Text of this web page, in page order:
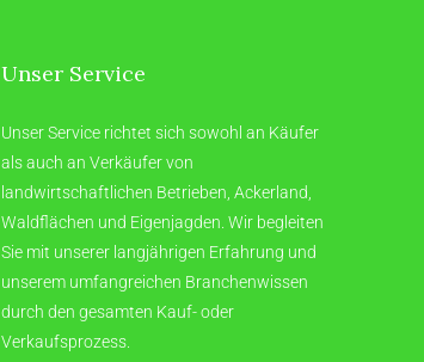
Unser Service
Unser Service richtet sich sowohl an Käufer
als auch an Verkäufer von
landwirtschaftlichen Betrieben, Ackerland,
Waldflächen und Eigenjagden. Wir begleiten
Sie mit unserer langjährigen Erfahrung und
unserem umfangreichen Branchenwissen
durch den gesamten Kauf- oder
Verkaufsprozess.